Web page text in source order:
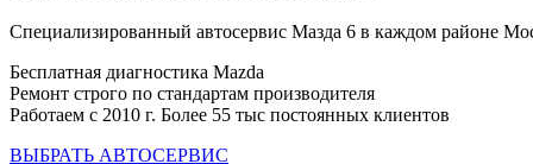
Специализированный автосервис Мазда 6 в каждом районе
Бесплатная диагностика Mazda
Ремонт строго по стандартам производителя
Работаем с 2010 г. Более 55 тыс постоянных клиентов
ВЫБРАТЬ АВТОСЕРВИС